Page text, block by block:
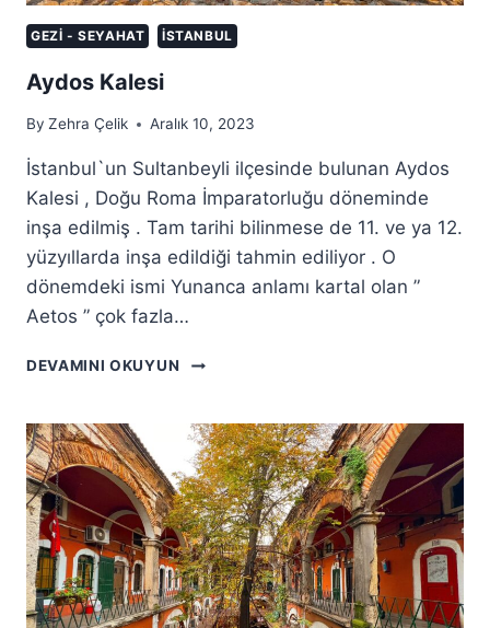
GEZI - SEYAHAT İSTANBUL
Aydos Kalesi
By Zehra Çelik Aralık 10, 2023
İstanbul`un Sultanbeyli ilçesinde bulunan Aydos
Kalesi , Doğu Roma İmparatorluğu döneminde
inşa edilmiş . Tam tarihi bilinmese de 11. ve ya 12.
yüzyıllarda inşa edildiği tahmin ediliyor . O
dönemdeki ismi Yunanca anlamı kartal olan ”
Aetos ” çok fazla…
DEVAMINI OKUYUN
AYDOS